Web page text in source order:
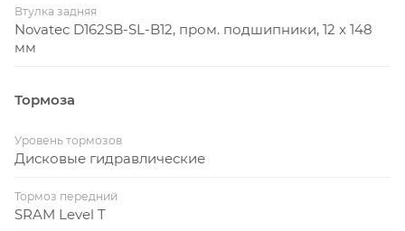
Втулка задняя
Novatec D162SB-SL-B12, пром. подшипники, 12 x 148
мм
Тормоза
Уровень тормозов
Дисковые гидравлические
Тормоз передний
SRAM Level T